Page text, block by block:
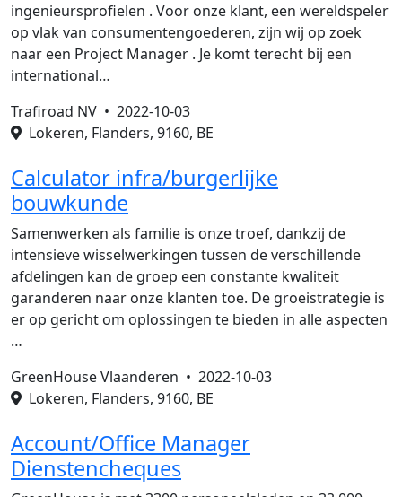
ingenieursprofielen . Voor onze klant, een wereldspeler
op vlak van consumentengoederen, zijn wij op zoek
naar een Project Manager . Je komt terecht bij een
international…
Trafiroad NV • 2022-10-03
Lokeren, Flanders, 9160, BE
Calculator infra/burgerlijke
bouwkunde
Samenwerken als familie is onze troef, dankzij de
intensieve wisselwerkingen tussen de verschillende
afdelingen kan de groep een constante kwaliteit
garanderen naar onze klanten toe. De groeistrategie is
er op gericht om oplossingen te bieden in alle aspecten
…
GreenHouse Vlaanderen • 2022-10-03
Lokeren, Flanders, 9160, BE
Account/Office Manager
Dienstencheques